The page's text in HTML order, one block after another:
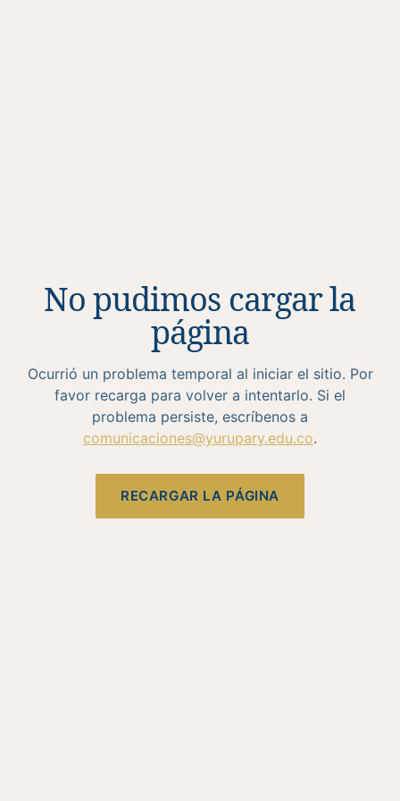
No pudimos cargar la
página
Ocurrió un problema temporal al iniciar el sitio. Por
favor recarga para volver a intentarlo. Si el
problema persiste, escríbenos a
comunicaciones@yurupary.edu.co.
RECARGAR LA PÁGINA